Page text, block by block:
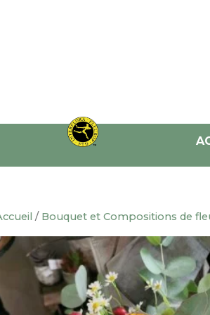
/ Bouquet et Compositions de